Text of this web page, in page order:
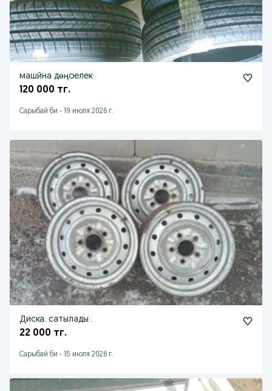
машйна дөңоелек·
120 000 тг.
Сарыбай би - 19 июля 2026 г.
Диска. сатылады .
22 000 тг.
Сарыбай би - 15 июля 2026 г.